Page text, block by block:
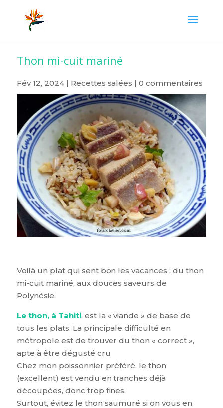
Thon mi-cuit mariné
Fév 12, 2024| Recettes salées | 0 commentaires
Voilà un plat qui sent bon les vacances : du thon
mi-cuit mariné, aux douces saveurs de
Polynésie.
Le thon, à Tahiti, est la « viande » de base de
tous les plats. La principale difficulté en
métropole est de trouver du thon « correct »,
apte à être dégusté cru.
Chez mon poissonnier préféré, le thon
(excellent) est vendu en tranches déjà
découpées, donc trop fines.
Surtout, évitez le thon saumuré si on vous en